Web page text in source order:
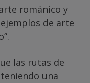
románico y
de arte
las rutas de
una